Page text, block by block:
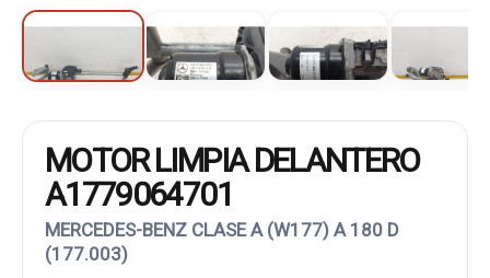
MOTOR LIMPIA DELANTERO
A1779064701
MERCEDES-BENZ CLASE A (W177) A 180 D
(177.003)